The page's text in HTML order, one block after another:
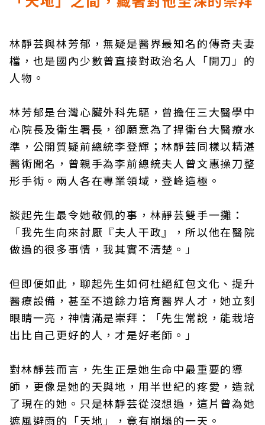
林靜芸與林芳郁，無疑是醫界最知名的傳奇夫妻
檔，也是國內少數曾直接對政治名人「開刀」的
人物。
林芳郁是台灣心臟外科先驅，曾擔任三大醫學中
心院長及衛生署長，卻願意為了捍衛台大醫療水
準，公開質疑前總統李登輝；林靜芸同樣以精湛
醫術聞名，曾親手為李前總統夫人曾文惠操刀整
形手術。兩人各在專業領域，登峰造極。
談起先生最令她敬佩的事，林靜芸雙手一攤：
「我先生向來討厭『夫人干政』，所以他在醫院
做過的很多事情，我其實不清楚。」
但即便如此，聊起先生如何杜絕紅包文化、提升
醫療設備，甚至不遺餘力培育醫界人才，她立刻
眼睛一亮，神情滿是崇拜：「先生常說，能栽培
出比自己更好的人，才是好老師。」
對林靜芸而言，先生正是她生命中最重要的導
師，更像是她的天與地，用半世紀的疼愛，造就
了現在的她。只是林靜芸從沒想過，這片曾為她
遮風避雨的「天地」，竟有崩塌的一天。